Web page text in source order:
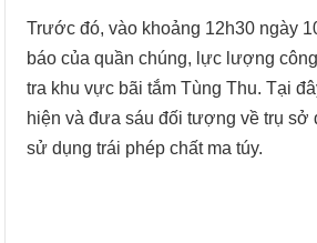
Trước đó, vào khoảng 12h30 ngày
báo của quần chúng, lực lượng
tra khu vực bãi tắm Tùng Thu. Tại
hiện và đưa sáu đối tượng về trụ sở
sử dụng trái phép chất ma túy.